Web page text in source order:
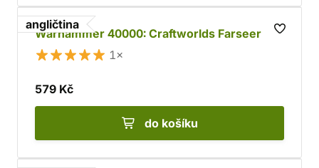
angličtina
Warhammer 40000: Craftworlds Farseer
1×
579 Kč
do košíku